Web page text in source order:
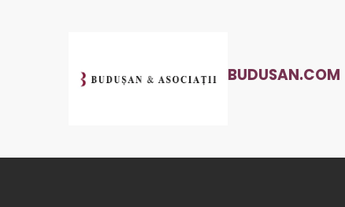
BUDUSAN.COM